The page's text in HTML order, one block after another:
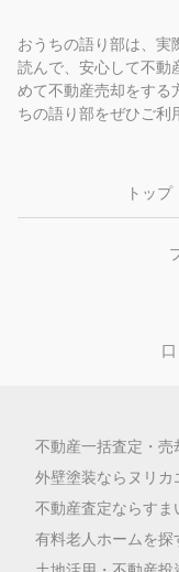
おうちの語り部は、実
読んで、安心して不動
めて不動産売却をする
ちの語り部をぜひご利
トップ
不動産一括査定・
外壁塗装ならヌリカ
不動産査定ならすま
有料老人ホームを